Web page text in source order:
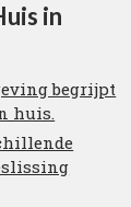
in
begrijpt
huis.